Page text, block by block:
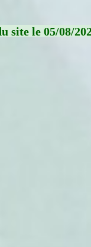
site le 05/08/